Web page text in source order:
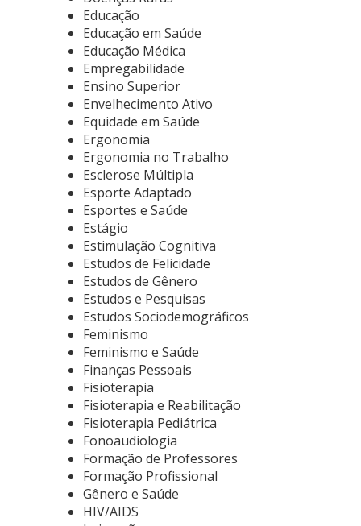
Educação
Educação em Saúde
Educação Médica
Empregabilidade
Ensino Superior
Envelhecimento Ativo
Equidade em Saúde
Ergonomia
Ergonomia no Trabalho
Esclerose Múltipla
Esporte Adaptado
Esportes e Saúde
Estágio
Estimulação Cognitiva
Estudos de Felicidade
Estudos de Gênero
Estudos e Pesquisas
Estudos Sociodemográficos
Feminismo
Feminismo e Saúde
Finanças Pessoais
Fisioterapia
Fisioterapia e Reabilitação
Fisioterapia Pediátrica
Fonoaudiologia
Formação de Professores
Formação Profissional
Gênero e Saúde
HIV/AIDS